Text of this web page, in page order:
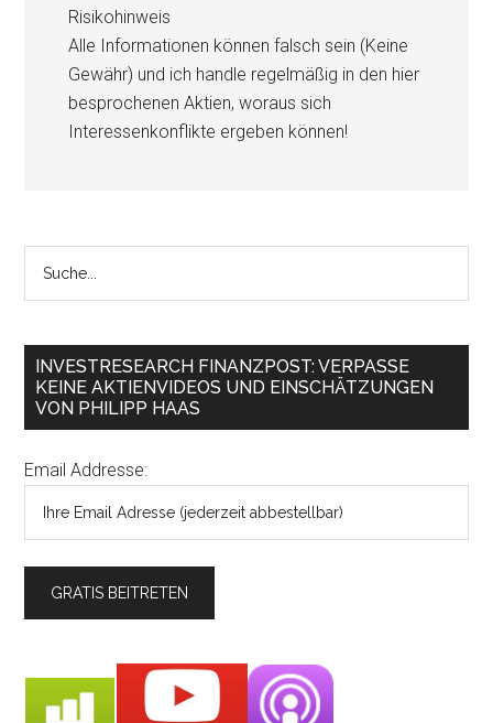
Risikohinweis
Alle Informationen können falsch sein (Keine
Gewähr) und ich handle regelmäßig in den hier
besprochenen Aktien, woraus sich
Interessenkonflikte ergeben können!
INVESTRESEARCH FINANZPOST: VERPASSE
KEINE AKTIENVIDEOS UND EINSCHÄTZUNGEN
VON PHILIPP HAAS
Email Addresse: